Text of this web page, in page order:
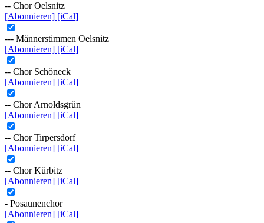
-- Chor Oelsnitz
[Abonnieren] [iCal]
--- Männerstimmen Oelsnitz
[Abonnieren] [iCal]
-- Chor Schöneck
[Abonnieren] [iCal]
-- Chor Arnoldsgrün
[Abonnieren] [iCal]
-- Chor Tirpersdorf
[Abonnieren] [iCal]
-- Chor Kürbitz
[Abonnieren] [iCal]
- Posaunenchor
[Abonnieren] [iCal]